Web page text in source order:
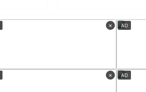
× AD
× AD